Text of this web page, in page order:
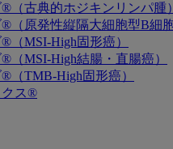
（古典的ホジキンリンパ腫）
（原発性縦隔大細胞型B細
（MSI-High固形癌）
（MSI-High結腸・直腸癌）
（TMB-High固形癌）
クス®